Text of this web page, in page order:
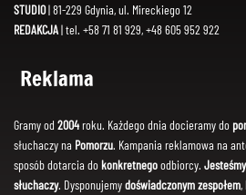
STUDIO| 81-229 Gdynia, ul. Mireckiego 12
REDAKCJA| tel. +58 71 81 929, +48 605 952 922
Reklama
Gramy od 2004roku. Każdego dnia docieramy do
słuchaczy na Pomorzu. Kampania reklamowa na
sposób dotarcia dokonkretnegoodbiorcy.
słuchaczy. Dysponujemydoświadczonym zespołem